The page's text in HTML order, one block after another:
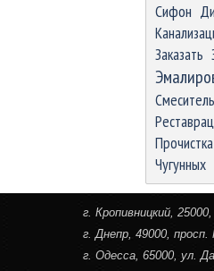
Сифон
Заказать
Смеситель
Прочистка
Чугунных
г. Кропивницкий,
г. Днепр, 49000, просп.
г. Одесса, 65000, ул.